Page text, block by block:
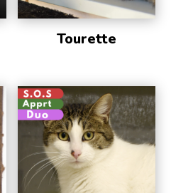
Tourette